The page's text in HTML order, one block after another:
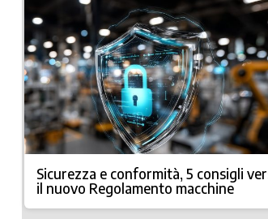
Sicurezza e conformità, 5 consigli
il nuovo Regolamento macchine